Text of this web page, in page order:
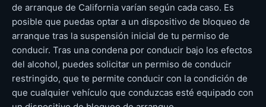
de arranque de California varían según cada caso. Es
posible que puedas optar a un dispositivo de bloqueo de
arranque tras la suspensión inicial de tu permiso de
conducir. Tras una condena por conducir bajo los efectos
del alcohol, puedes solicitar un permiso de conducir
restringido, que te permite conducir con la condición de
que cualquier vehículo que conduzcas esté equipado con